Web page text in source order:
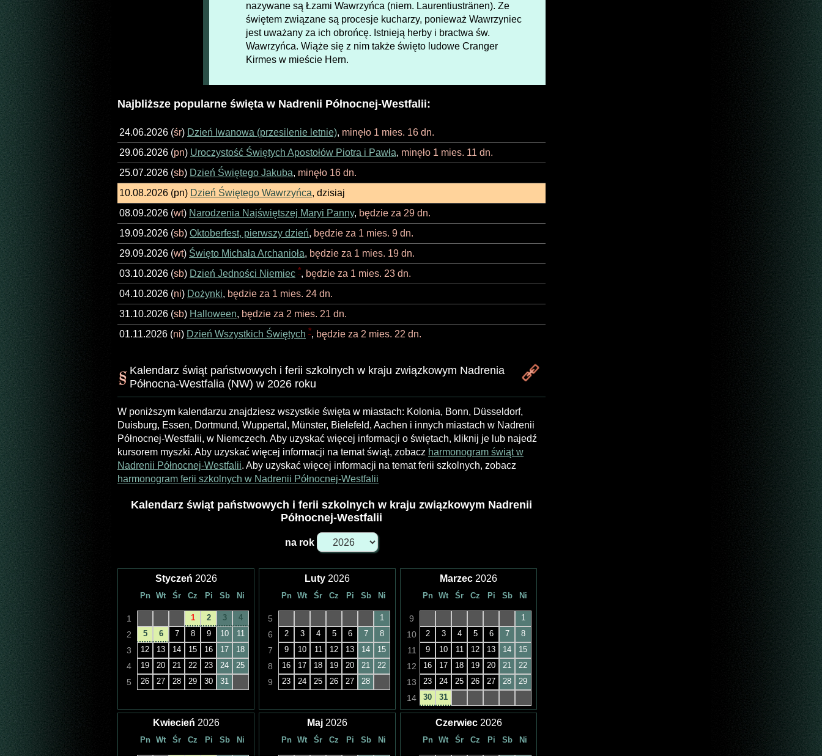
nazywane są Łzami Wawrzyńca (niem. Laurentiustränen). Ze
świętem związane są procesje kucharzy, ponieważ Wawrzyniec
jest uważany za ich obrońcę. Istnieją herby i bractwa św.
Wawrzyńca. Wiąże się z nim także święto ludowe Cranger
Kirmes w mieście Hern.
Najbliższe popularne święta w Nadrenii Północnej-Westfalii:
24.06.2026 (śr) Dzień Iwanowa (przesilenie letnie), minęło 1 mies. 16 dn.
29.06.2026 (pn) Uroczystość Świętych Apostołów Piotra i Pawła, minęło 1 mies. 11 dn.
25.07.2026 (sb) Dzień Świętego Jakuba, minęło 16 dn.
10.08.2026 (pn) Dzień Świętego Wawrzyńca, dzisiaj
08.09.2026 (wt) Narodzenia Najświętszej Maryi Panny, będzie za 29 dn.
19.09.2026 (sb) Oktoberfest, pierwszy dzień, będzie za 1 mies. 9 dn.
29.09.2026 (wt) Święto Michała Archanioła, będzie za 1 mies. 19 dn.
03.10.2026 (sb) Dzień Jedności Niemiec *, będzie za 1 mies. 23 dn.
04.10.2026 (ni) Dożynki, będzie za 1 mies. 24 dn.
31.10.2026 (sb) Halloween, będzie za 2 mies. 21 dn.
01.11.2026 (ni) Dzień Wszystkich Świętych *, będzie za 2 mies. 22 dn.
Kalendarz świąt państwowych i ferii szkolnych w kraju związkowym Nadrenia
Północna-Westfalia (NW) w 2026 roku
W poniższym kalendarzu znajdziesz wszystkie święta w miastach: Kolonia, Bonn, Düsseldorf,
Duisburg, Essen, Dortmund, Wuppertal, Münster, Bielefeld, Aachen i innych miastach w Nadrenii
Północnej-Westfalii, w Niemczech. Aby uzyskać więcej informacji o świętach, kliknij je lub najedź
kursorem myszki. Aby uzyskać więcej informacji na temat świąt, zobacz harmonogram świąt w
Nadrenii Północnej-Westfalii. Aby uzyskać więcej informacji na temat ferii szkolnych, zobacz
harmonogram ferii szkolnych w Nadrenii Północnej-Westfalii
Kalendarz świąt państwowych i ferii szkolnych w kraju związkowym Nadrenii
Północnej-Westfalii
na rok
Styczeń 2026
Pn Wt Śr Cz Pi Sb Ni
1 1 2 3 4
2 5 6 7 8 9 10 11
3 12 13 14 15 16 17 18
4 19 20 21 22 23 24 25
5 26 27 28 29 30 31
Luty 2026
Pn Wt Śr Cz Pi Sb Ni
5 1
6 2 3 4 5 6 7 8
7 9 10 11 12 13 14 15
8 16 17 18 19 20 21 22
9 23 24 25 26 27 28
Marzec 2026
Pn Wt Śr Cz Pi Sb Ni
9 1
10 2 3 4 5 6 7 8
11 9 10 11 12 13 14 15
12 16 17 18 19 20 21 22
13 23 24 25 26 27 28 29
14 30 31
Kwiecień 2026
Pn Wt Śr Cz Pi Sb Ni
Maj 2026
Pn Wt Śr Cz Pi Sb Ni
Czerwiec2026
Pn Wt Śr Cz Pi Sb Ni